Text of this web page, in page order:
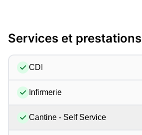
Services et prestations
CDI
Infirmerie
Cantine - Self Service